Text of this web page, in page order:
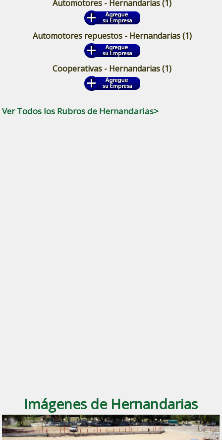
Automotores - Hernandarias(1)
Automotores repuestos - Hernandarias(1)
Cooperativas - Hernandarias(1)
Ver Todos los Rubros de Hernandarias>
Imágenes de Hernandarias